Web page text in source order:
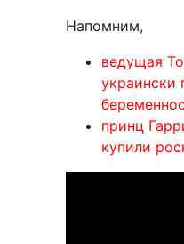
Напомним,
ведущая
украински
принц
купили